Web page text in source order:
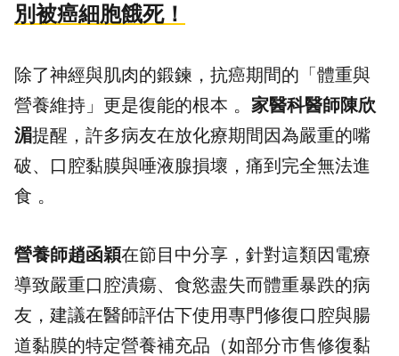
別被癌細胞餓死！
除了神經與肌肉的鍛鍊，抗癌期間的「體重與
營養維持」更是復能的根本 。 家醫科醫師陳欣
湄提醒，許多病友在放化療期間因為嚴重的嘴
破、口腔黏膜與唾液腺損壞，痛到完全無法進
食 。
營養師趙函穎在節目中分享，針對這類因電療
導致嚴重口腔潰瘍、食慾盡失而體重暴跌的病
友，建議在醫師評估下使用專門修復口腔與腸
道黏膜的特定營養補充品（如部分市售修復黏